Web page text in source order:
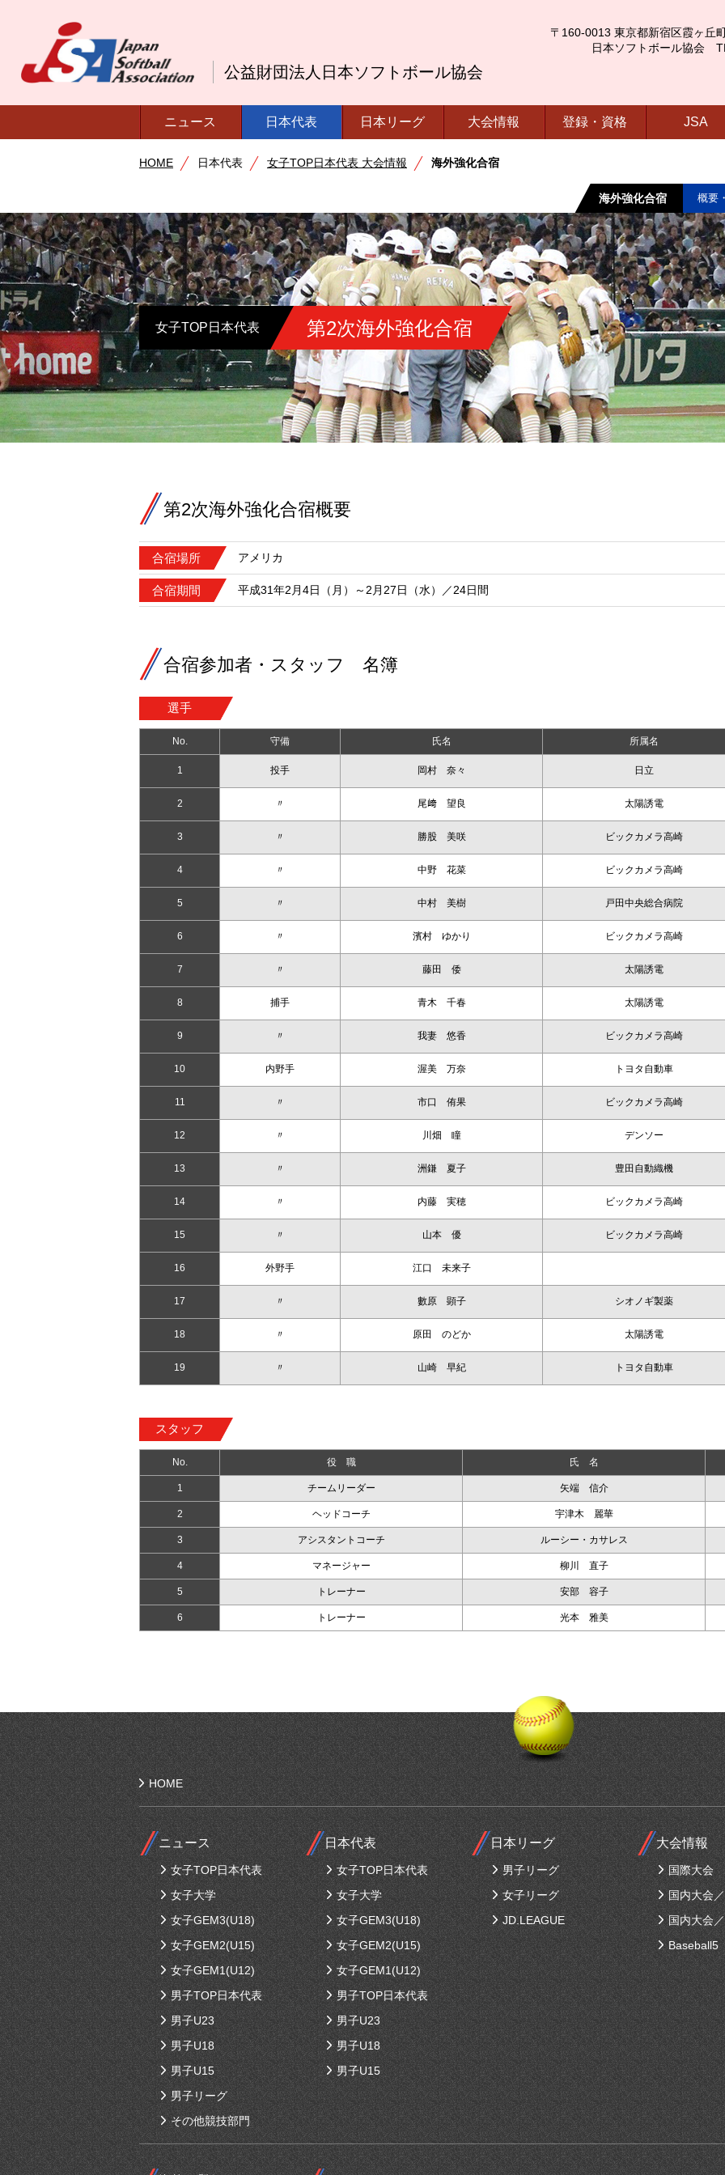
公益財団法人日本ソフトボール協会
〒160-0013 東京都新宿区霞ヶ丘
日本ソフトボール協会
ニュース 日本代表 日本リーグ 大会情報 登録・資格 JSA
HOME 日本代表 女子TOP日本代表 大会情報 海外強化合宿
海外強化合宿 概要
女子TOP日本代表 第2次海外強化合宿
第2次海外強化合宿概要
合宿場所 アメリカ
合宿期間 平成31年2月4日（月）～2月27日（水）／24日間
合宿参加者・スタッフ 名簿
選手
No. 守備 氏名 所属名
1 投手 岡村 奈々 日立
2 〃 尾﨑 望良 太陽誘電
3 〃 勝股 美咲 ビックカメラ高崎
4 〃 中野 花菜 ビックカメラ高崎
5 〃 中村 美樹 戸田中央総合病院
6 〃 濱村 ゆかり ビックカメラ高崎
7 〃 藤田 倭 太陽誘電
8 捕手 青木 千春 太陽誘電
9 〃 我妻 悠香 ビックカメラ高崎
10 内野手 渥美 万奈 トヨタ自動車
11 〃 市口 侑果 ビックカメラ高崎
12 〃 川畑 瞳 デンソー
13 〃 洲鎌 夏子 豊田自動織機
14 〃 内藤 実穂 ビックカメラ高崎
15 〃 山本 優 ビックカメラ高崎
16 外野手 江口 未来子
17 〃 數原 顕子 シオノギ製薬
18 〃 原田 のどか 太陽誘電
19 〃 山崎 早紀 トヨタ自動車
スタッフ
No. 役 職 氏 名
1 チームリーダー 矢端 信介
2 ヘッドコーチ 宇津木 麗華
3 アシスタントコーチ ルーシー・カサレス
4 マネージャー 柳川 直子
5 トレーナー 安部 容子
6 トレーナー 光本 雅美
HOME
ニュース
女子TOP日本代表
女子大学
女子GEM3(U18)
女子GEM2(U15)
女子GEM1(U12)
男子TOP日本代表
男子U23
男子U18
男子U15
男子リーグ
その他競技部門
日本代表
女子TOP日本代表
女子大学
女子GEM3(U18)
女子GEM2(U15)
女子GEM1(U12)
男子TOP日本代表
男子U23
男子U18
男子U15
日本リーグ
男子リーグ
女子リーグ
JD.LEAGUE
大会情報
国際大会
国内大会
国内大会
Baseball5